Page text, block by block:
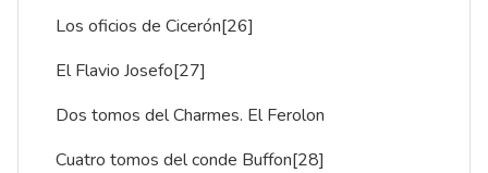
Los oficios de Cicerón[26]
El Flavio Josefo[27]
Dos tomos del Charmes. El Ferolon
Cuatro tomos del conde Buffon[28]